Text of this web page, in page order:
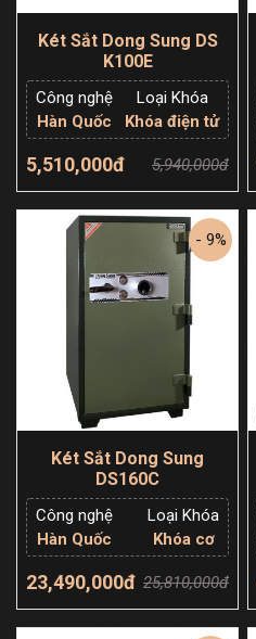
Két Sắt Dong Sung DS
K100E
Công nghệ
Hàn Quốc
Loại Khóa
Khóa điện tử
5,510,000đ 5,940,000đ
Thêm giỏ hàng
- 9%
Két Sắt Dong Sung
DS160C
Công nghệ
Hàn Quốc
Loại Khóa
Khóa cơ
23,490,000đ 25,810,000đ
Thêm giỏ hàng